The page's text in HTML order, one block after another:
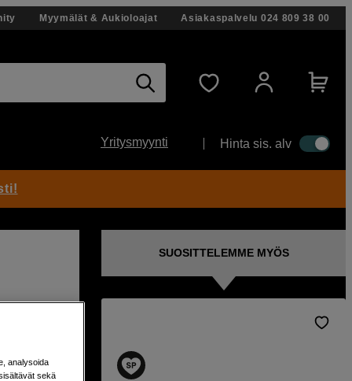
Myymälät & Aukioloajat Asiakaspalvelu 024 809 38 00
Yritysmyynti Hinta sis. alv
SUOSITTELEMME MYÖS
analysoida
sekä